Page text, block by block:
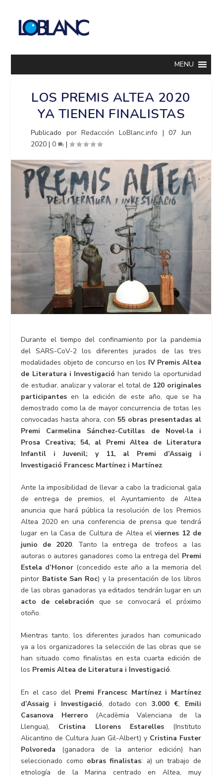
MENU
LOS PREMIS ALTEA 2020
YA TIENEN FINALISTAS
Publicado porRedacción LoBlanc.info |07 Jun
2020 |0 |
Durante el tiempo del confinamiento por la pandemia
del SARS-CoV-2 los diferentes jurados de las tres
modalidades objeto de concurso en los IV Premis Altea
de Literatura i Investigació han tenido la oportunidad
de estudiar, analizar y valorar el total de 120 originales
participantes en la edición de este año, que se ha
demostrado como la de mayor concurrencia de totas les
convocadas hasta ahora, con 55 obras presentadas al
Premi Carmelina Sánchez-Cutillas de Novel·la i
Prosa Creativa; 54, al Premi Altea de Literatura
Infantil i Juvenil; y 11, al Premi d’Assaig i
Investigació Francesc Martínez i Martínez.
Ante la imposibilidad de llevar a cabo la tradicional gala
de entrega de premios, el Ayuntamiento de Altea
anuncia que hará pública la resolución de los Premios
Altea 2020 en una conferencia de prensa que tendrá
lugar en la Casa de Cultura de Altea elviernes 12 de
junio de 2020. Tanto la entrega de trofeos a las
autoras o autores ganadores como la entrega del Premi
Estela d’Honor (concedido este año a la memoria del
pintor Batiste San Roc) y la presentación de los libros
de las obras ganadoras ya editados tendrán lugar en un
acto de celebración que se convocará el próximo
otoño.
Mientras tanto, los diferentes jurados han comunicado
ya a los organizadores la selección de las obras que se
han situado como finalistas en esta cuarta edición de
los Premis Altea de Literatura i Investigació.
En el caso del Premi Francesc Martínez i Martínez
d’Assaig i Investigació, dotado con3.000 €, Emili
Casanova
Herrero (Acadèmia Valenciana de la
Llengua), Cristina Llorens Estarelles(Instituto
Alicantino de Cultura Juan Gil-Albert) y Cristina Fuster
Polvoreda (ganadora de la anterior edición) han
seleccionado como obras finalistas: a) un trabajo de
etnología de la Marina centrado en Altea, muy